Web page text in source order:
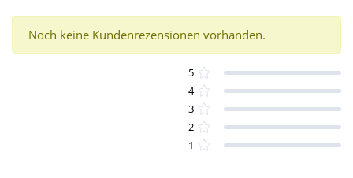
Noch keine Kundenrezensionen vorhanden.
5
4
3
2
1